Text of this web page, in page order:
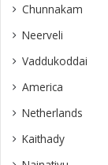
Chunnakam
Neerveli
Vaddukoddai
America
Netherlands
Kaithady